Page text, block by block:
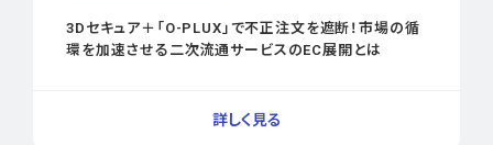
3Dセキュア＋「O-PLUX」で不正注文を遮断！市場の循
環を加速させる二次流通サービスのEC展開とは